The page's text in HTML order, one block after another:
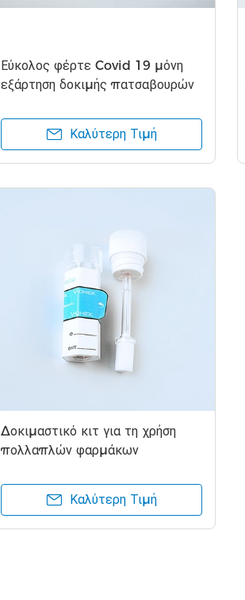
Εύκολος φέρτε Covid 19 μόνη
εξάρτηση δοκιμής πατσαβουρών
Καλύτερη Τιμή
Δοκιμαστικό κιτ για τη χρήση
πολλαπλών φαρμάκων
Καλύτερη Τιμή